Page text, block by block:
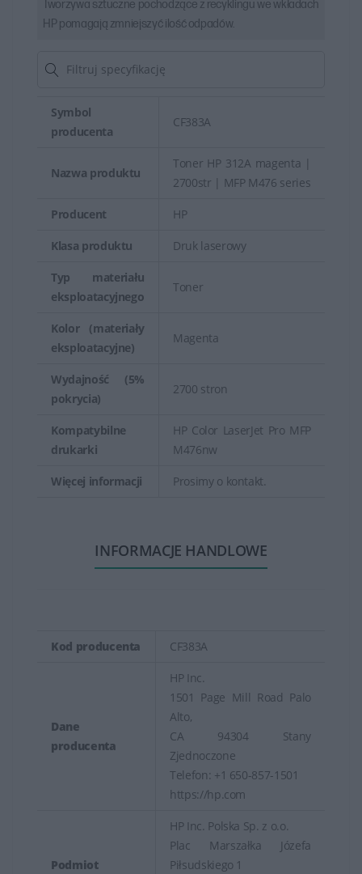
Tworzywa sztuczne pochodzące z recyklingu we wkładach
HP pomagają zmniejszyć ilość odpadów.
Symbol
producenta
CF383A
Nazwa produktu
Toner HP 312A magenta |
2700str | MFP M476 series
Producent HP
Klasa produktu Druk laserowy
Typ materiału
eksploatacyjnego
Toner
Kolor (materiały
eksploatacyjne)
Magenta
Wydajność (5%
pokrycia)
2700 stron
Kompatybilne
drukarki
HP Color LaserJet Pro MFP
M476nw
Więcej informacji Prosimy o kontakt.
INFORMACJE HANDLOWE
Kod producenta CF383A
Dane
producenta
HP Inc.
1501 Page Mill Road Palo
Alto,
CA 94304 Stany
Zjednoczone
Telefon: +1 650-857-1501
https://hp.com
Podmiot
HP Inc. Polska Sp. z o.o.
Plac Marszałka Józefa
Piłsudskiego 1